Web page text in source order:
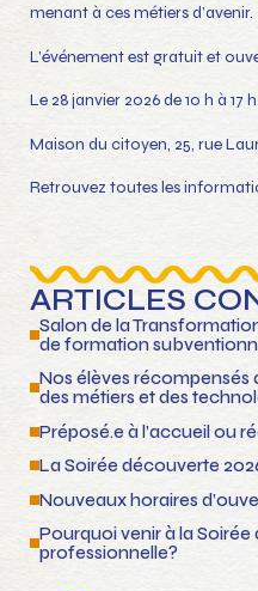
ARTICLES
Salon de la
de formation
Nos élèves récompensés
des métiers et des
Préposé.e à l’accueil ou
La Soirée découverte
Nouveaux horaires
Pourquoi venir à la
professionnelle?
menant à ces métiers d’avenir.
L’événement est gratuit et
Le 28 janvier 2026 de 10 h à 17 h.
Maison du citoyen, 25, rue
Retrouvez toutes les